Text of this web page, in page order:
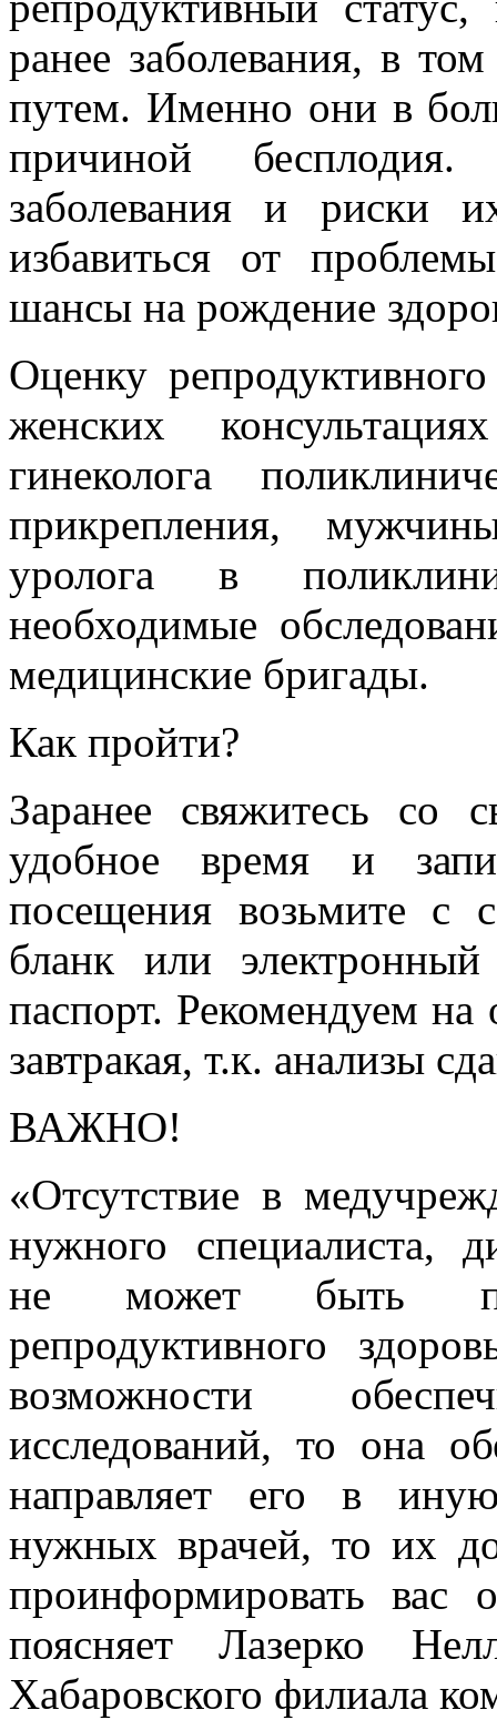
ранее заболевания, в
путем. Именно они в
причиной
заболевания и риски
избавиться от
шансы на рождение
Оценку
женских
гинеколога
прикрепления,
уролога в
необходимые
медицинские бригады.
Как пройти?
Заранее свяжитесь со
удобное время и
посещения возьмите
бланк или
паспорт. Рекомендуем
завтракая, т.к. анализы
ВАЖНО!
«Отсутствие в
нужного специалиста,
не может быть
репродуктивного
возможности
исследований, то она
направляет его в
нужных врачей, то их
проинформировать
поясняет Лазерко
Хабаровского филиала